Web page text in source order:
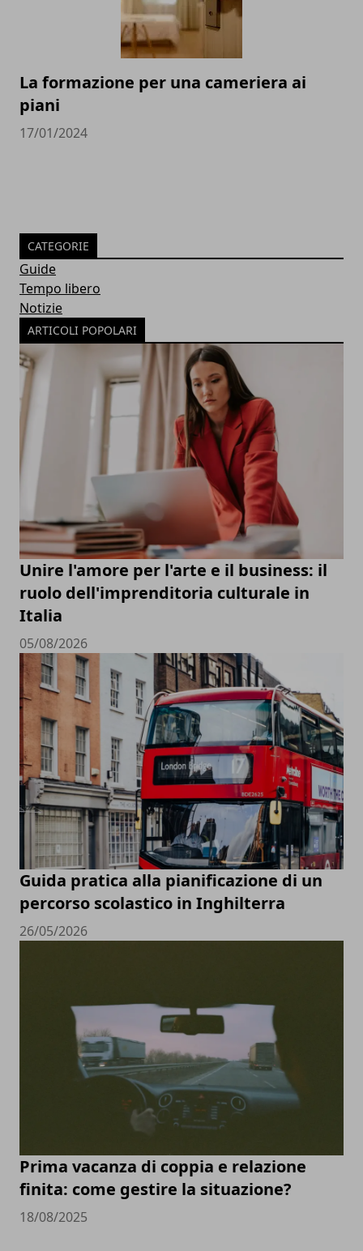
La formazione per una cameriera ai
piani
17/01/2024
CATEGORIE
Guide
Tempo libero
Notizie
ARTICOLI POPOLARI
Unire l'amore per l'arte e il business: il
ruolo dell'imprenditoria culturale in
Italia
05/08/2026
Guida pratica alla pianificazione di un
percorso scolastico in Inghilterra
26/05/2026
Prima vacanza di coppia e relazione
finita: come gestire la situazione?
18/08/2025